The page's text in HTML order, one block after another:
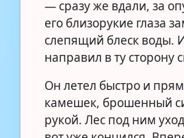
— сразу же вдали, за
его близорукие глаза
слепящий блеск воды.
направил в ту сторону
Он летел быстро и
камешек, брошенный
рукой. Лес под ним